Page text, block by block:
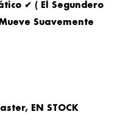
✔ ( El Segundero
Suavemente
EN STOCK